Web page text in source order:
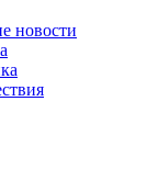
новости